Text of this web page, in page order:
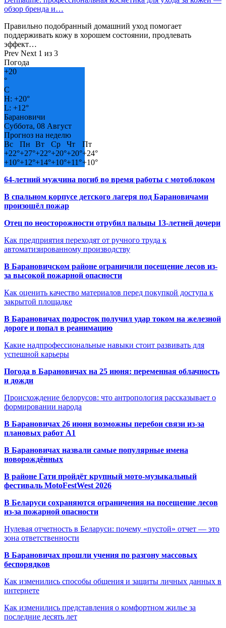
обзор бренда и…
Правильно подобранный домашний уход помогает
поддерживать кожу в хорошем состоянии, продлевать
эффект…
Prev Next 1 из 3
Погода
+20
°
C
H: +20°
L: +12°
Барановичи
Суббота, 08 Август
Прогноз на неделю
Вс
Пн Вт Ср Чт
Пт
+22°+27°+22°+20°+20°+24°
+10°+12°+14°+10°+11°+10°
64-летний мужчина погиб во время работы с мотоблоком
В спальном корпусе детского лагеря под Барановичами
произошёл пожар
Отец по неосторожности отрубил пальцы 13-летней дочери
Как предприятия переходят от ручного труда к
автоматизированному производству
В Барановичском районе ограничили посещение лесов из-
за высокой пожарной опасности
Как оценить качество материалов перед покупкой доступа к
закрытой площадке
В Барановичах подросток получил удар током на железной
дороге и попал в реанимацию
Какие надпрофессиональные навыки стоит развивать для
успешной карьеры
Погода в Барановичах на 25 июня: переменная облачность
и дожди
Происхождение белорусов: что антропология рассказывает о
формировании народа
В Барановичах 26 июня возможны перебои связи из-за
плановых работ A1
В Барановичах назвали самые популярные имена
новорождённых
В районе Гати пройдёт крупный мото-музыкальный
фестиваль MotoFestWest 2026
В Беларуси сохраняются ограничения на посещение лесов
из-за пожарной опасности
Нулевая отчетность в Беларуси: почему «пустой» отчет — это
зона ответственности
В Барановичах прошли учения по разгону массовых
беспорядков
Как изменились способы общения и защиты личных данных в
интернете
Как изменились представления о комфортном жилье за
последние десять лет